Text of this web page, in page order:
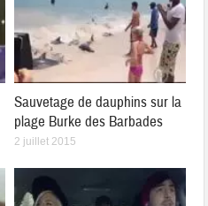
Sauvetage de dauphins sur la
plage Burke des Barbades
2 juillet 2015